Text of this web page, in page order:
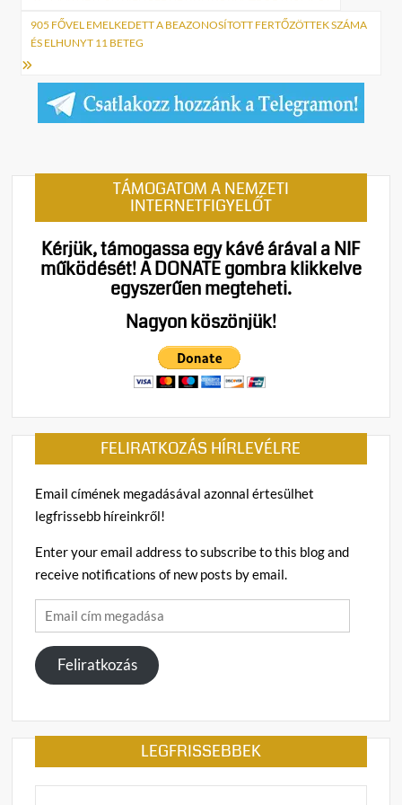
navigáció
905 FŐVEL EMELKEDETT A BEAZONOSÍTOTT FERTŐZÖTTEK SZÁMA
ÉS ELHUNYT 11 BETEG
TÁMOGATOM A NEMZETI
INTERNETFIGYELŐT
Kérjük, támogassa egy kávé árával a NIF
működését!A DONATE gombra klikkelve
egyszerűen megteheti.
Nagyon köszönjük!
FELIRATKOZÁS HÍRLEVÉLRE
Email címének megadásával azonnal értesülhet
legfrissebb híreinkről!
Enter your email address to subscribe to this blog and
receive notifications of new posts by email.
Email
cím
megadása
Feliratkozás
LEGFRISSEBBEK